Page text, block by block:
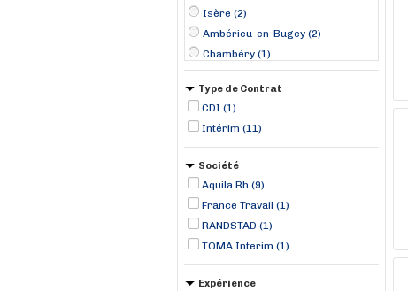
Isère (2)
Ambérieu-en-Bugey (2)
Chambéry (1)
Lagnieu (1)
Marclopt (1)
Meyzieux (1)
Pont-d'Ain (1)
Type de Contrat
CDI (1)
Intérim (11)
Société
Aquila Rh (9)
France Travail (1)
RANDSTAD (1)
TOMA Interim (1)
Expérience